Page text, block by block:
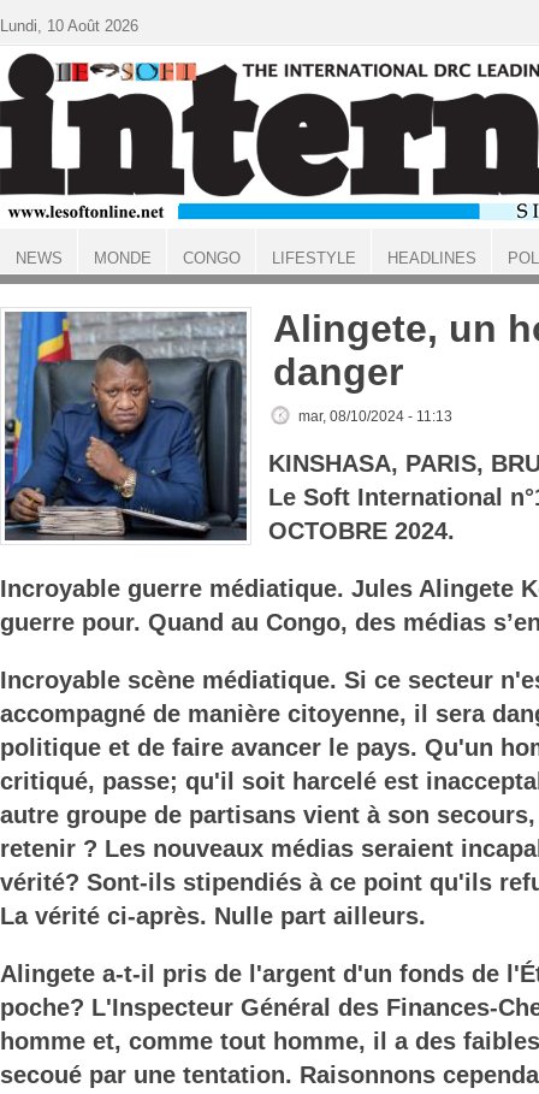
ACCUEIL
Alingete, un
danger
mar, 08/10/2024 - 11:13
KINSHASA, PARIS,
Le Soft International
OCTOBRE 2024.
Incroyable guerre médiatique. Jules Alingete
guerre pour. Quand au Congo, des médias
Incroyable scène médiatique. Si ce secteur
accompagné de manière citoyenne, il sera
politique et de faire avancer le pays. Qu'un
critiqué, passe; qu'il soit harcelé est
autre groupe de partisans vient à son
retenir ? Les nouveaux médias seraient
vérité? Sont-ils stipendiés à ce point qu'ils
La vérité ci-après. Nulle part ailleurs.
Alingete a-t-il pris de l'argent d'un fonds de
poche? L'Inspecteur Général des Finances-
homme et, comme tout homme, il a des
secoué par une tentation. Raisonnons
Lundi, 10 Août 2026
NEWS MONDE CONGO LIFESTYLE HEADLINES